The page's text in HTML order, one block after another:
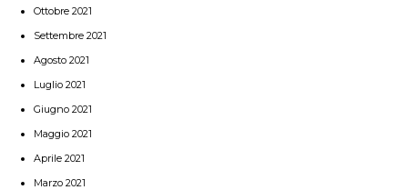
Ottobre 2021
Settembre 2021
Agosto 2021
Luglio 2021
Giugno 2021
Maggio 2021
Aprile 2021
Marzo 2021